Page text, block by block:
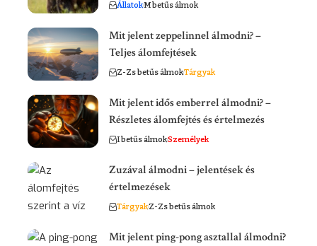
ÁllatokM betűs álmok
Mit jelent zeppelinnel álmodni? –
Teljes álomfejtések
Z-Zs betűs álmokTárgyak
Mit jelent idős emberrel álmodni? –
Részletes álomfejtés és értelmezés
I betűs álmokSzemélyek
Zuzával álmodni – jelentések és
értelmezések
TárgyakZ-Zs betűs álmok
Mit jelent ping-pong asztallal álmodni?